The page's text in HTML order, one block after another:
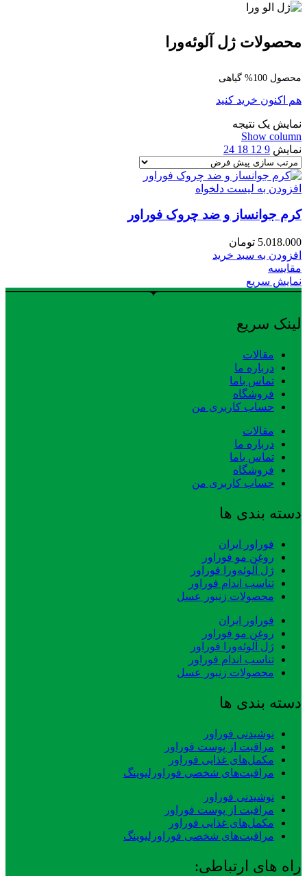
محصولات ژل آلوئه‌ورا
محصول 100% گیاهی
هم اکنون خرید کنید
نمایش یک نتیجه
Show column
نمایش 9
12
18
24
افزودن به لیست دلخواه
کرم جوانساز و ضد چروک فوراور
5.018.000 تومان
افزودن به سبد خرید
مقایسه
نمایش سریع
لینک سریع
مقالات
درباره ما
تماس باما
فروشگاه
حساب کاربری من
مقالات
درباره ما
تماس باما
فروشگاه
حساب کاربری من
دسته بندی ها
فوراور ایران
روغن مو فوراور
ژل آلوئه‌ورا فوراور
تناسب اندام فوراور
محصولات زنبور عسل
فوراور ایران
روغن مو فوراور
ژل آلوئه‌ورا فوراور
تناسب اندام فوراور
محصولات زنبور عسل
دسته بندی ها
نوشیدنی فوراور
مراقبت از پوست فوراور
مکمل‌های غذایی فوراور
مراقبت‌های شخصی فوراورلیوینگ
نوشیدنی فوراور
مراقبت از پوست فوراور
مکمل‌های غذایی فوراور
مراقبت‌های شخصی فوراورلیوینگ
راه های ارتباطی: